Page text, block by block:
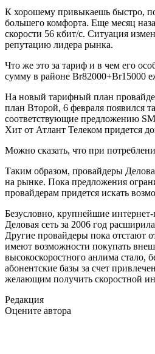
К хорошему привыкаешь быстро,
большего комфорта. Еще месяц
скорости 56 кбит/с. Ситуация
репутацию лидера рынка.
Что же это за тариф и в чем его
сумму в районе Br82000+Br15000
На новый тарифный план
план Второй, 6 февраля появился
соответствующие предложению
Хит от Атлант Телеком придется
Можно сказать, что при
Таким образом, провайдеры
на рынке. Пока предложения
провайдерам придется искать
Безусловно, крупнейшие
Деловая сеть за 2006 год
Другие провайдеры пока отстают
имеют возможности покупать
высокоскоростного анлима
абонентские базы за счет
желающим получить скоростной
Редакция
Оцените автора